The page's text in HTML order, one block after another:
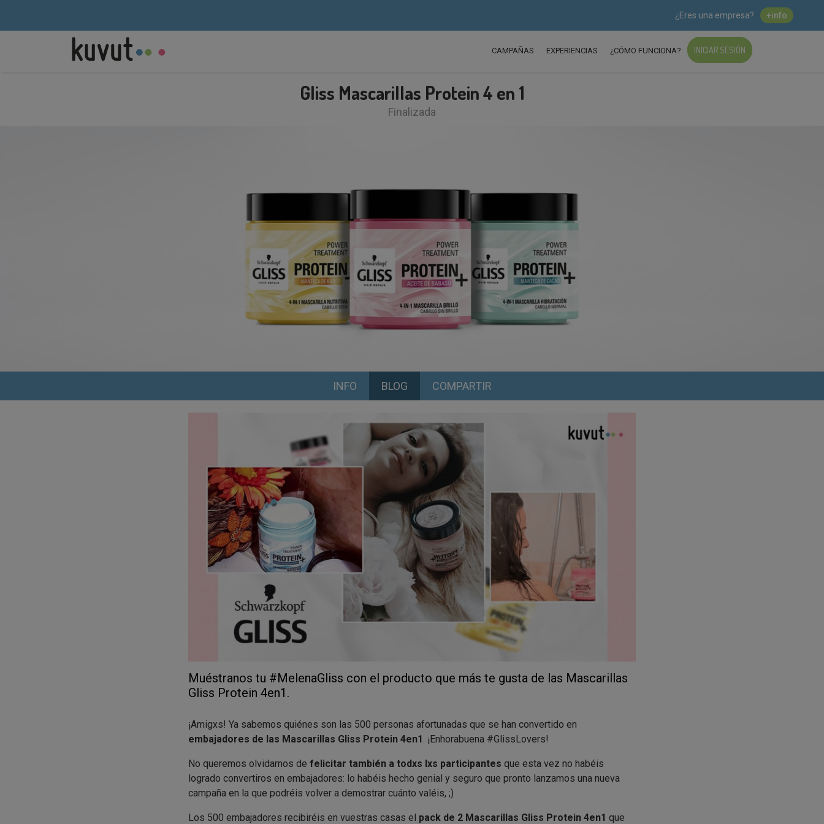
¿Eres una empresa? +info
CAMPAÑAS EXPERIENCIAS ¿CÓMO FUNCIONA? INICIAR SESIÓN
Gliss Mascarillas Protein 4 en 1
Finalizada
INFO BLOG COMPARTIR
Muéstranos tu #MelenaGliss con el producto que más te gusta de las Mascarillas
Gliss Protein 4en1.
¡Amigxs! Ya sabemos quiénes son las 500 personas afortunadas que se han convertido en
embajadores de las Mascarillas Gliss Protein 4en1. ¡Enhorabuena #GlissLovers!
No queremos olvidarnos de felicitar también a todxs lxs participantes que esta vez no habéis
logrado convertiros en embajadores: lo habéis hecho genial y seguro que pronto lanzamos una nueva
campaña en la que podréis volver a demostrar cuánto valéis, ;)
Los 500 embajadores recibiréis en vuestras casas el pack de 2 Mascarillas Gliss Protein 4en1 que